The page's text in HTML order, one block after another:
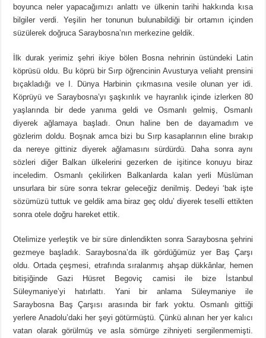
boyunca neler yapacağımızı anlattı ve ülkenin tarihi hakkında kısa
bilgiler verdi. Yeşilin her tonunun bulunabildiği bir ortamın içinden
süzülerek doğruca Saraybosna’nın merkezine geldik.
İlk durak yerimiz şehri ikiye bölen Bosna nehrinin üstündeki Latin
köprüsü oldu. Bu köprü bir Sırp öğrencinin Avusturya veliaht prensini
bıçakladığı ve I. Dünya Harbinin çıkmasına vesile olunan yer idi.
Köprüyü ve Saraybosna’yı şaşkınlık ve hayranlık içinde izlerken 80
yaşlarında bir dede yanıma geldi ve Osmanlı gelmiş, Osmanlı
diyerek ağlamaya başladı. Onun haline ben de dayamadım ve
gözlerim doldu. Boşnak amca bizi bu Sırp kasaplarının eline bırakıp
da nereye gittiniz diyerek ağlamasını sürdürdü. Daha sonra aynı
sözleri diğer Balkan ülkelerini gezerken de işitince konuyu biraz
inceledim. Osmanlı çekilirken Balkanlarda kalan yerli Müslüman
unsurlara bir süre sonra tekrar geleceğiz denilmiş. Dedeyi ‘bak işte
sözümüzü tuttuk ve geldik ama biraz geç oldu’ diyerek teselli ettikten
sonra otele doğru hareket ettik.
Otelimize yerleştik ve bir süre dinlendikten sonra Saraybosna şehrini
gezmeye başladık. Saraybosna’da ilk gördüğümüz yer Baş Çarşı
oldu. Ortada çeşmesi, etrafında sıralanmış ahşap dükkânlar, hemen
bitişiğinde Gazi Hüsret Begoviç camisi ile bize İstanbul
Süleymaniye’yi hatırlattı. Yani bir anlama Süleymaniye ile
Saraybosna Baş Çarşısı arasında bir fark yoktu. Osmanlı gittiği
yerlere Anadolu’daki her şeyi götürmüştü. Çünkü alınan her yer kalıcı
vatan olarak görülmüş ve asla sömürge zihniyeti sergilenmemişti.